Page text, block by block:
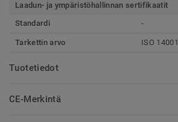
Laadun- ja ympäristöhallinnan sertifikaatit
Standardi
-
Tarkettin arvo ISO 14001
Tuotetiedot
CE-Merkintä